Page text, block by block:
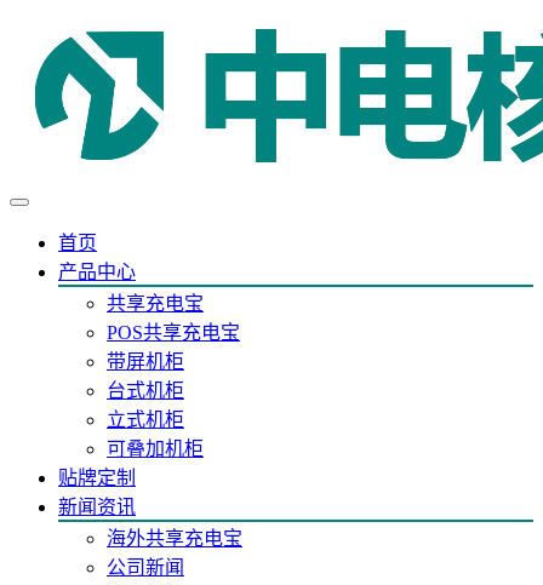
首页
产品中心
共享充电宝
POS共享充电宝
带屏机柜
台式机柜
立式机柜
可叠加机柜
贴牌定制
新闻资讯
海外共享充电宝
公司新闻